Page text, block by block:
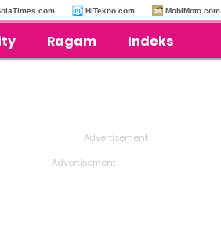
HiTekno.com MobiMoto.com
Ragam Indeks